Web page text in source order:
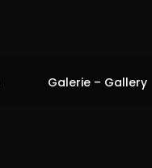
Galerie – Gallery